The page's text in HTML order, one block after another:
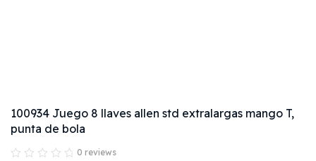
101015 Dado largo de 27 mm, 6 puntas, cuadro 1/2",
Truper
0 reviews